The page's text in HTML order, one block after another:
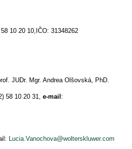
10 20 10,IČO: 31348262
JUDr. Mgr. Andrea Olšovská, PhD.
58 10 20 31, e-mail :
Lucia.Vanochova@wolterskluwer.com